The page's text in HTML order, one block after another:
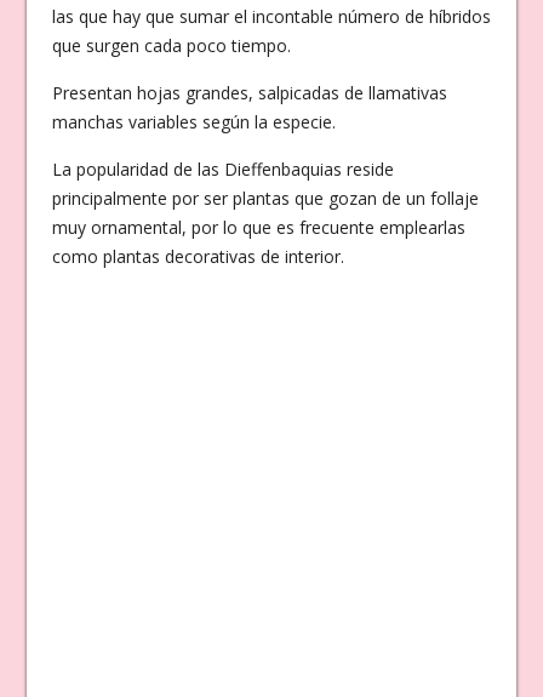
las que hay que sumar el incontable número de híbridos
que surgen cada poco tiempo.
Presentan hojas grandes, salpicadas de llamativas
manchas variables según la especie.
La popularidad de las Dieffenbaquias reside
principalmente por ser plantas que gozan de un follaje
muy ornamental, por lo que es frecuente emplearlas
como plantas decorativas de interior.